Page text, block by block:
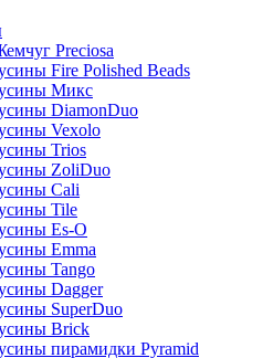
Preciosa
Fire Polished Beads
Микс
DiamonDuo
Vexolo
Trios
ZoliDuo
Cali
Tile
Es-O
Emma
Tango
Dagger
SuperDuo
Brick
пирамидки Pyramid